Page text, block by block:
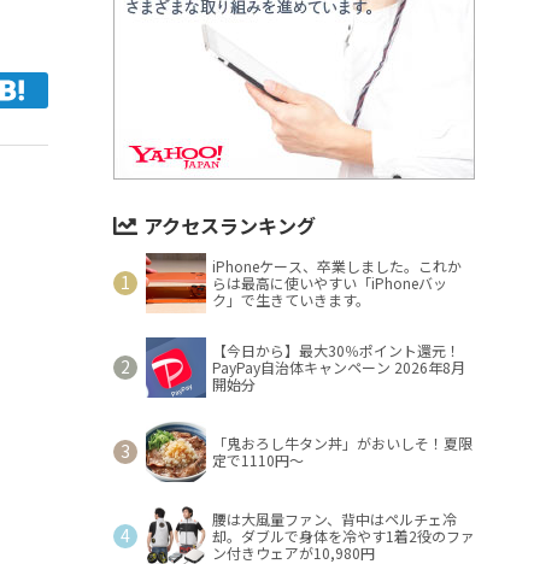
アクセスランキング
iPhoneケース、卒業しました。これか
らは最高に使いやすい「iPhoneバッ
ク」で生きていきます。
【今日から】最大30％ポイント還元！
PayPay自治体キャンペーン 2026年8月
開始分
「鬼おろし牛タン丼」がおいしそ！夏限
定で1110円～
腰は大風量ファン、背中はペルチェ冷
却。ダブルで身体を冷やす1着2役のファ
ン付きウェアが10,980円